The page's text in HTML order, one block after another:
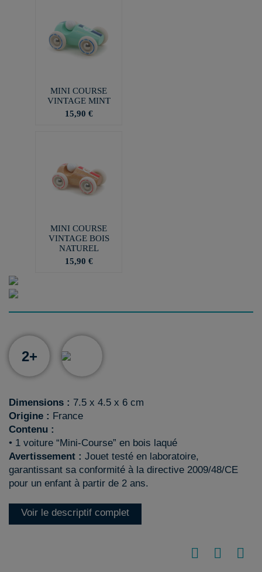
MINI COURSE
VINTAGE MINT
15,90 €
MINI COURSE
VINTAGE BOIS
NATUREL
15,90 €
2+
Dimensions : 7.5 x 4.5 x 6 cm
Origine : France
Contenu :
• 1 voiture “Mini-Course” en bois laqué
Avertissement : Jouet testé en laboratoire,
garantissant sa conformité à la directive 2009/48/CE
pour un enfant à partir de 2 ans.
Voir le descriptif complet